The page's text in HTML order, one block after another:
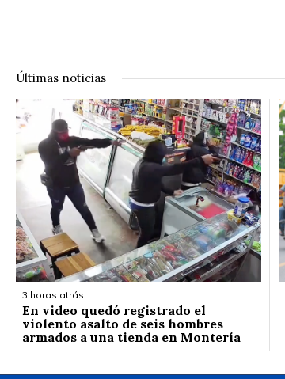
Últimas noticias
3 horas atrás
En video quedó registrado el
violento asalto de seis hombres
armados a una tienda en Montería